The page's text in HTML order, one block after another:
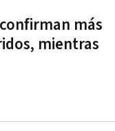
más
mientras